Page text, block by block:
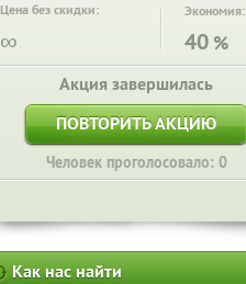
Цена без скидки:
∞
Экономия:
40 %
Акция завершилась
ПОВТОРИТЬ АКЦИЮ
Человек проголосовало: 0
Как нас найти